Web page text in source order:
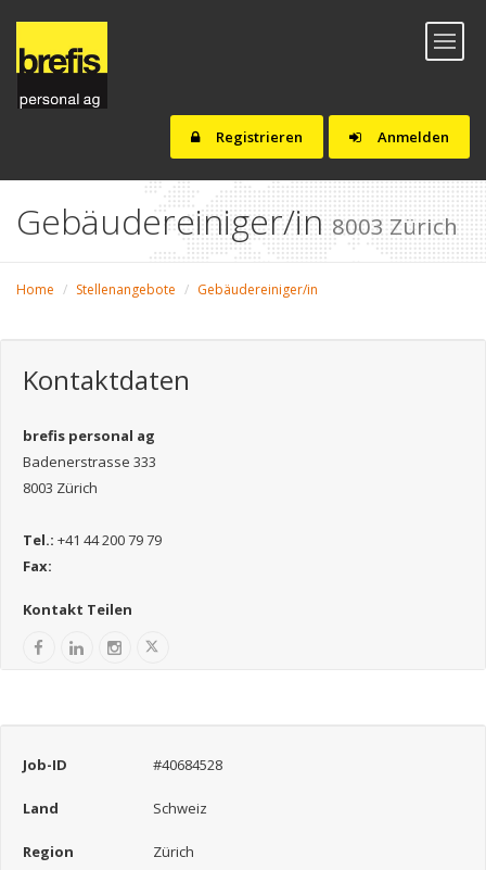
Anmelden
Registrieren
Toggle
Gebäudereiniger/in8003 Zürich
Home Stellenangebote Gebäudereiniger/in
Kontaktdaten
brefis personal ag
Badenerstrasse 333
8003 Zürich
Tel.: +41 44 200 79 79
Fax:
Kontakt Teilen
Job-ID #40684528
Land Schweiz
Region Zürich